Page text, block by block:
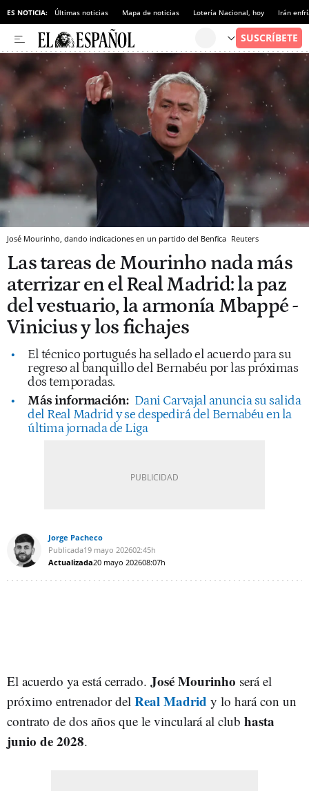
ES NOTICIA: Últimas noticias Mapa de noticias Lotería Nacional, hoy Irán
José Mourinho, dando indicaciones en un partido del Benfica Reuters
Las tareas de Mourinho nada más
aterrizar en el Real Madrid: la paz
del vestuario, la armonía Mbappé -
Vinicius y los fichajes
El técnico portugués ha sellado el acuerdo para su
regreso al banquillo del Bernabéu por las próximas
dos temporadas.
Más información: Dani Carvajal anuncia su salida
del Real Madrid y se despedirá del Bernabéu en la
última jornada de Liga
Jorge Pacheco
Publicada19 mayo 202602:45h
Actualizada20 mayo 202608:07h
El acuerdo ya está cerrado. JoséMourinho será el
próximo entrenador del RealMadrid y lo hará con un
contrato de dos años que le vinculará al club hasta
junio de 2028.